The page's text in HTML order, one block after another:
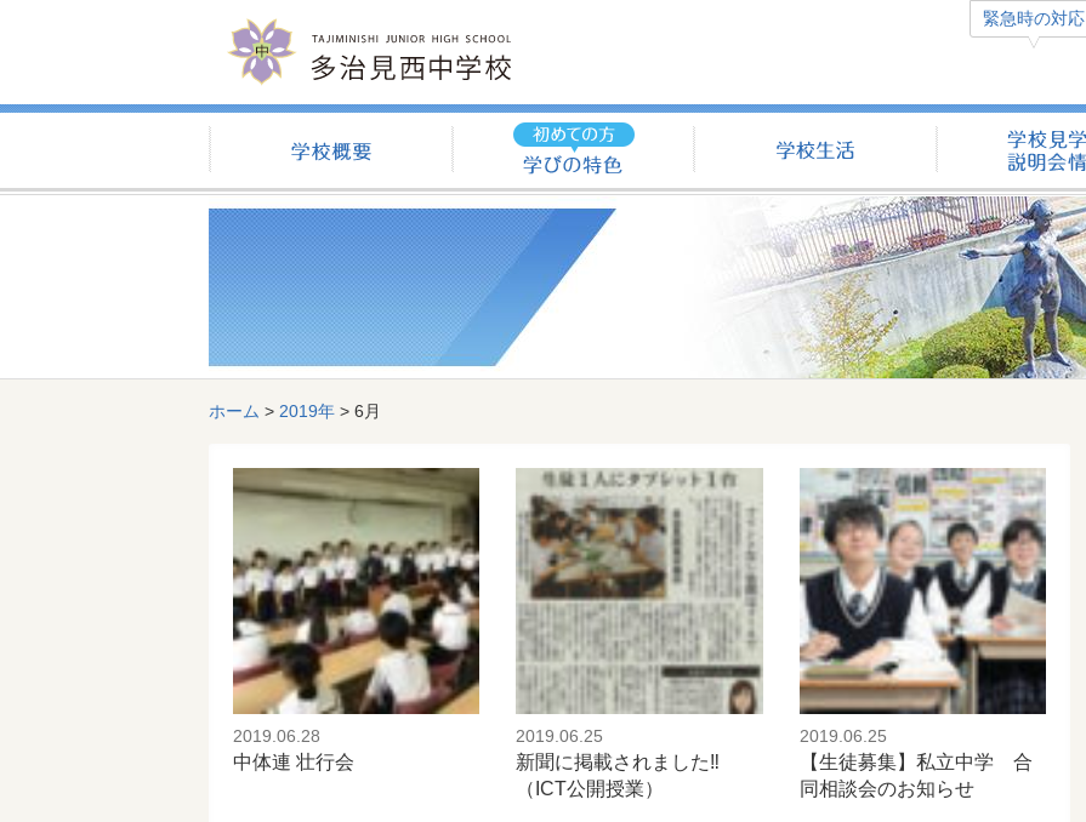
緊急時の対応
学校概要 学びの特色（初めての方へ）学校生活
ホーム > 2019年 > 6月
2019.06.28
中体連 壮行会
2019.06.25
新聞に掲載されました‼️
（ICT公開授業）
2019.06.25
【生徒募集】私立中学 合
同相談会のお知らせ